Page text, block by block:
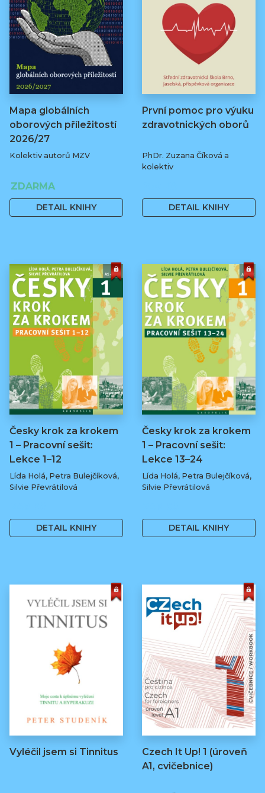
Mapa globálních
oborových příležitostí
2026/27
Kolektiv autorů MZV
ZDARMA
DETAIL KNIHY
První pomoc pro výuku
zdravotnických oborů
PhDr. Zuzana Číková a
kolektiv
DETAIL KNIHY
Česky krok za krokem
1 – Pracovní sešit:
Lekce 1–12
Lída Holá, Petra Bulejčíková,
Silvie Převrátilová
DETAIL KNIHY
Česky krok za krokem
1 – Pracovní sešit:
Lekce 13–24
Lída Holá, Petra Bulejčíková,
Silvie Převrátilová
DETAIL KNIHY
Vyléčil jsem si Tinnitus
Czech It Up! 1 (úroveň
A1, cvičebnice)